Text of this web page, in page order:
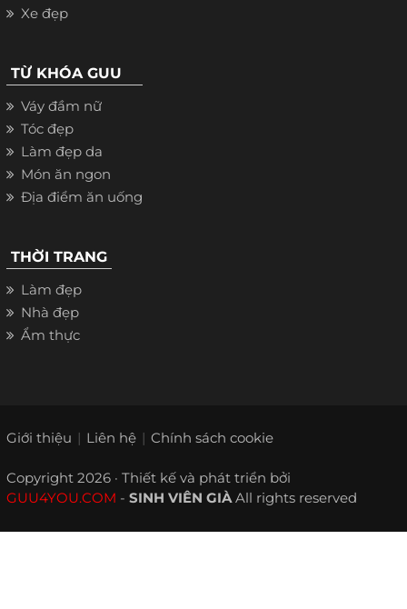
Xe đẹp
TỪ KHÓA GUU
Váy đầm nữ
Tóc đẹp
Làm đẹp da
Món ăn ngon
Địa điểm ăn uống
THỜI TRANG
Làm đẹp
Nhà đẹp
Ẩm thực
Giới thiệu Liên hệ Chính sách cookie
Copyright 2026 · Thiết kế và phát triển bởi
GUU4YOU.COM - SINH VIÊN GIÀ All rights reserved